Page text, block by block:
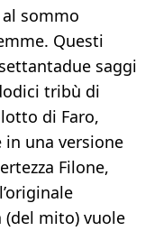
sommo
Questi
saggi
tribù di
di Faro,
una versione
Filone,
(del mito) vuole